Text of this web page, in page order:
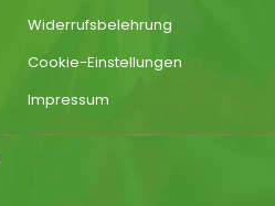
Widerrufsbelehrung
Cookie-Einstellungen
Impressum